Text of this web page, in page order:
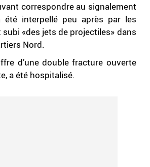
correspondre au signalement
été interpellé peu après par les
«des jets de projectiles» dans
Nord.
d’une double fracture ouverte
a été hospitalisé.